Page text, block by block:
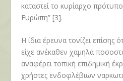
καταστεί το κυρίαρχο
Ευρώπη” [3].
Η ίδια έρευνα τονίζει επίσης
είχε ανέκαθεν χαμηλά
αναφέρει τοπική επιδημική
χρήστες ενδοφλέβιων